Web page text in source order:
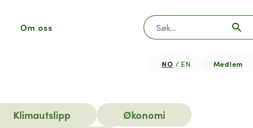
Om oss Søk
Medlem
NO
EN
Klimautslipp
Økonomi